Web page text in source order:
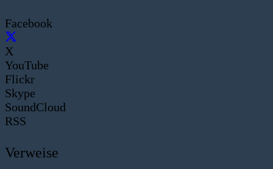
Facebook
X
YouTube
Flickr
Skype
SoundCloud
RSS
Verweise